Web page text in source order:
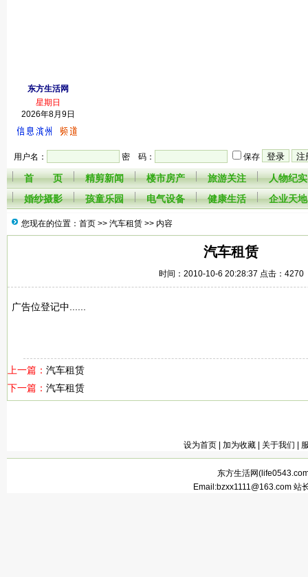
东方生活网
星期日
2026年8月9日
用户名： 密 码： 保存
首 页 精剪新闻 楼市房产 旅游关注
人物纪实
婚纱摄影
孩童乐园 电气设备 健康生活 企业天地
您现在的位置：首页 >> 汽车租赁 >> 内容
汽车租赁
时间：2010-10-6 20:28:37 点击：4270
广告位登记中......
上一篇： 汽车租赁
下一篇： 汽车租赁
设为首页| 加为收藏| 关于我们
东方生活网(
Email:bzxx1111@163.com 站